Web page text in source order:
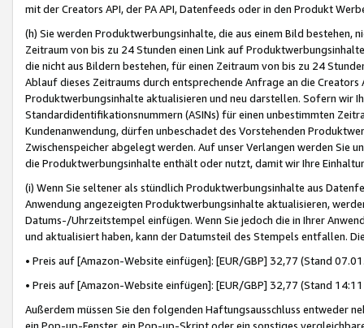
mit der Creators API, der PA API, Datenfeeds oder in den Produkt
(h) Sie werden Produktwerbungsinhalte, die aus einem Bild bestehen,
Zeitraum von bis zu 24 Stunden einen Link auf
die nicht aus Bildern bestehen, für einen Zeitraum von bis zu 24
Ablauf dieses Zeitraums durch entsprechende Anfrage an die
Produktwerbungsinhalte aktualisieren und neu darstellen. Sofern wir
Standardidentifikationsnummern (ASINs) für einen unbestimmten
Kundenanwendung, dürfen unbeschadet des Vorstehenden
Zwischenspeicher abgelegt werden. Auf unser Verlangen werden Sie
die Produktwerbungsinhalte enthält oder nutzt, damit wir Ihre
(i) Wenn Sie seltener als stündlich Produktwerbungsinhalte aus
Anwendung angezeigten Produktwerbungsinhalte aktualisieren,
Datums-/Uhrzeitstempel einfügen. Wenn Sie jedoch die in Ihrer
und aktualisiert haben, kann der Datumsteil des Stempels entfallen.
• Preis auf [Amazon-Website einfügen]: [EUR/GBP] 32,77 (Stand
• Preis auf [Amazon-Website einfügen]: [EUR/GBP] 32,77 (Stand
Außerdem müssen Sie den folgenden Haftungsausschluss entweder
ein Pop-up-Fenster, ein Pop-up-Skript oder ein sonstiges